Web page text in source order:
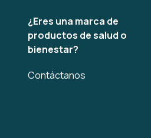
¿Eres una marca de
productos de salud o
bienestar?
Contáctanos